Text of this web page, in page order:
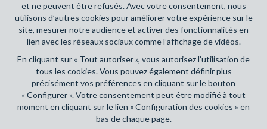
et ne peuvent être refusés. Avec votre consentement, nous
utilisons d’autres cookies pour améliorer votre expérience sur le
site, mesurer notre audience et activer des fonctionnalités en
lien avec les réseaux sociaux comme l’affichage de vidéos.
En cliquant sur « Tout autoriser », vous autorisez l’utilisation de
tous les cookies. Vous pouvez également définir plus
précisément vos préférences en cliquant sur le bouton
« Configurer ». Votre consentement peut être modifié à tout
moment en cliquant sur le lien « Configuration des cookies » en
bas de chaque page.
RC professionnelle et cautionnement via AXA Belgium SA,
Place du Trône 1, 1000 Bruxelles – police n° 730390160.
Couverture valable pour les activités réalisées en Belgique
Conditions générales d'utilisation du site
Charte de la protection de la vie privée
Configuration des cookies